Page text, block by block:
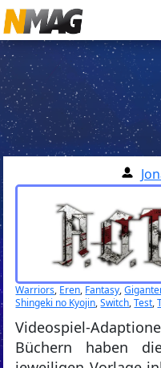
Warriors, Eren, Fantasy,
Shingeki no Kyojin,Switch,Test,
Videospiel-
Büchern haben